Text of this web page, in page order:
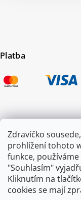
Zdravíčko
prohlížení tohoto
funkce,
"Souhlasím"
Kliknutím na
cookies se mají
Platba
Certifikace